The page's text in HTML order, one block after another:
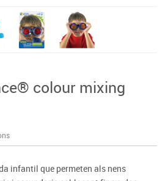
colour mixing
infantil que permeten als nens